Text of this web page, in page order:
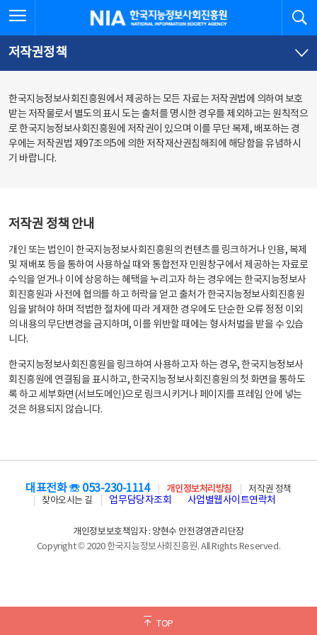
문
로
가
체
뉴
바
가
한국지능정보사회진흥원
저작권정책
한국지능정보사회진흥원에서 제공하는 모든 자료는 저작권법에 의하여 보호
받는 저작물로서 별도의 표시 도는 출처를 명시한 경우를 제외하고는 원칙적으
로 한국지능정보사회진흥원에 저작권이 있으며 이를 무단 복제, 배포하는 경
우에는 저작권법 제97조의5에 의한 저작재산권침해죄에 해당함을 유념하시
기 바랍니다.
저작권 정책 안내
개인 또는 법인이 한국지능정보사회진흥원의 컨텐츠를 링크하거나 인용, 복제
및 재배포 등을 통하여 사용하실 때와 통합전자 민원창구에서 제공하는 자료로
수익을 얻거나 이에 상응하는 혜택을 누리고자 하는 경우에는 한국지능정보사
회진흥원과 사전에 협의를 하고 허락을 얻고 출처가 한국지능정보사회진흥원
임을 밝혀야 하며 적법한 절차에 따라 게재한 경우에도 단순한 오류 정정 이외
의 내용의 무단변경을 금지하며, 이를 위반할 때에는 형사처벌을 받을 수 있습
니다.
한국지능정보사회진흥원을 링크하여 사용하고자 하는 경우, 한국지능정보사
회진흥원에 연결됨을 표시하고, 한국지능정보사회진흥원의 첫 화면을 통하도
록 하고 세부화면(서브도메인)으로 링크시키거나 페이지를 프레임 안에 넣는
것은 허용되지 않습니다.
TOP
대표전화 ☏ 053-230-1114 개인정보처리방침
저작권 정책
찾아오시는 길
업무담당자조회 사업별웹사이트연락처
개인정보보호책임자 : 양현수 안전경영관리단장
Copyright © 2020 한국지능정보사회진흥원. All Rights Reserved.